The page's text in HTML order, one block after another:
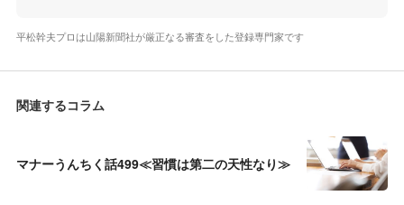
平松幹夫プロは山陽新聞社が厳正なる審査をした登録専門家です
関連するコラム
マナーうんちく話499≪習慣は第二の天性なり≫